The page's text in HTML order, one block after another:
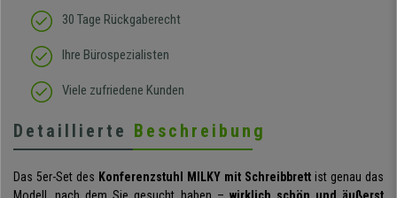
30 Tage Rückgaberecht
Ihre Bürospezialisten
Viele zufriedene Kunden
Detaillierte Beschreibung
Das 5er-Set des Konferenzstuhl MILKY mit Schreibbrett ist genau das